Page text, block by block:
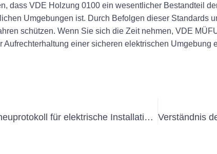
dass VDE Holzung 0100 ein wesentlicher Bestandteil
Umgebungen ist. Durch Befolgen dieser Standards
schützen. Wenn Sie sich die Zeit nehmen, VDE
Aufrechterhaltung einer sicheren elektrischen Umgebung
Die Bedeutung von VDE neuprotokoll für elektrische Installationen